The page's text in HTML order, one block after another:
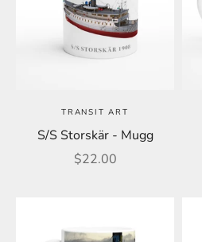
TRANSIT ART
S/S Storskär - Mugg
REA-pris
$22.00